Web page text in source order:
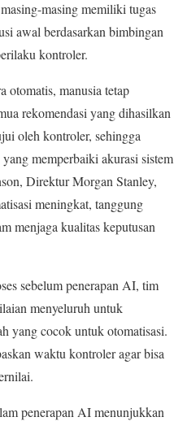
masing memiliki tugas
awal berdasarkan bimbingan
kontroler.
otomatis, manusia tetap
rekomendasi yang dihasilkan
oleh kontroler, sehingga
memperbaiki akurasi sistem
Direktur Morgan Stanley,
meningkat, tanggung
menjaga kualitas keputusan
sebelum penerapan AI, tim
menyeluruh untuk
yang cocok untuk otomatisasi.
waktu kontroler agar bisa
penerapan AI menunjukkan